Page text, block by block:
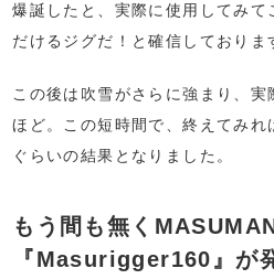
爆誕したと、実際に使用してみて
だけるジグだ！と確信しておりま
この後は吹雪がさらに強まり、実
ほど。この短時間で、終えてみれ
ぐらいの結果となりました。
もう間も無く
『Masurigger160』が